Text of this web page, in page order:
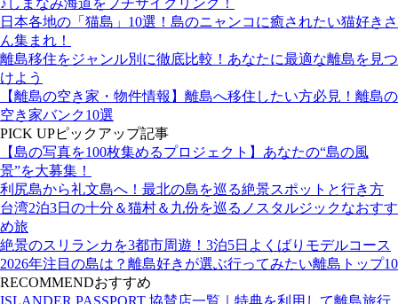
♪しまなみ海道をプチサイクリング！
日本各地の「猫島」10選！島のニャンコに癒されたい猫好きさ
ん集まれ！
離島移住をジャンル別に徹底比較！あなたに最適な離島を見つ
けよう
【離島の空き家・物件情報】離島へ移住したい方必見！離島の
空き家バンク10選
PICK UPピックアップ記事
【島の写真を100枚集めるプロジェクト】あなたの“島の風
景”を大募集！
利尻島から礼文島へ！最北の島を巡る絶景スポットと行き方
台湾2泊3日の十分＆猫村＆九份を巡るノスタルジックなおすす
め旅
絶景のスリランカを3都市周遊！3泊5日よくばりモデルコース
2026年注目の島は？離島好きが選ぶ行ってみたい離島トップ10
RECOMMENDおすすめ
ISLANDER PASSPORT 協賛店一覧｜特典を利用して離島旅行